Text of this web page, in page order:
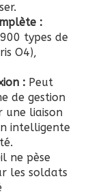
:
types de
O4),
: Peut
de gestion
une liaison
intelligente
ne pèse
les soldats